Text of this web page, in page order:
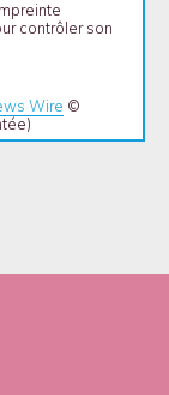
contrôler son
Wire ©